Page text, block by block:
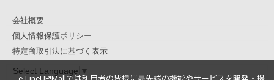
会社概要
個人情報保護ポリシー
特定商取引法に基づく表示
Select Language ▼